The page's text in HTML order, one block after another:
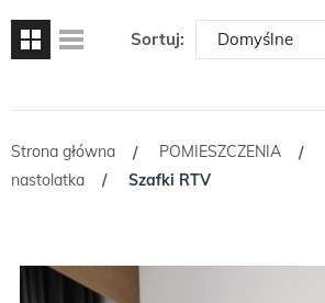
Sortuj:
Strona główna / POMIESZCZENIA /
nastolatka
/ Szafki RTV